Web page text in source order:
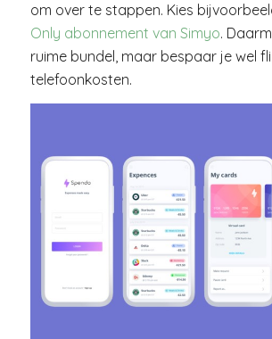
om over te stappen. Kies
Only abonnement van Simyo.
ruime bundel, maar bespaar je wel
telefoonkosten.